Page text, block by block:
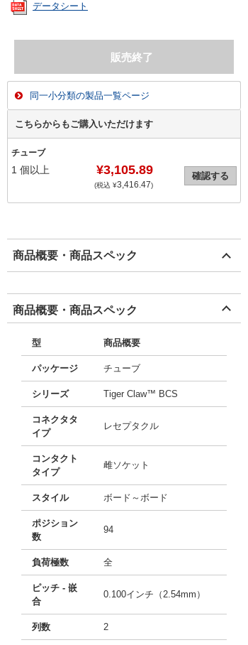
データシート
同一小分類の製品一覧ページ
こちらからもご購入いただけます
チューブ
1 個以上 ¥3,105.89
(税込 ¥3,416.47)
確認する
商品概要・商品スペック
商品概要・商品スペック
型 商品概要
パッケージ チューブ
シリーズ Tiger Claw™ BCS
コネクタタ
イプ
レセプタクル
コンタクト
タイプ
雌ソケット
スタイル ボード～ボード
ポジション
数
94
負荷極数 全
ピッチ - 嵌
合
0.100インチ（2.54mm）
列数 2